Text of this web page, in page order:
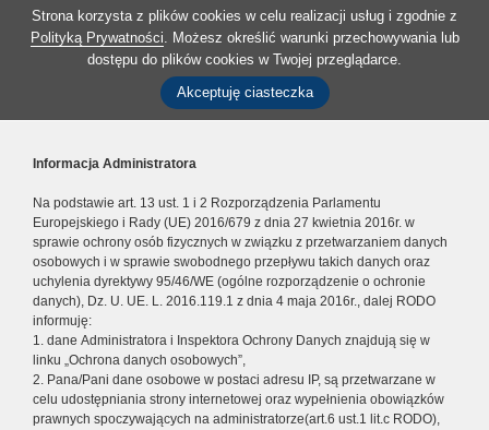
Strona korzysta z plików cookies w celu realizacji usług i zgodnie z
Polityką Prywatności. Możesz określić warunki przechowywania lub
dostępu do plików cookies w Twojej przeglądarce.
Akceptuję ciasteczka
Informacja Administratora
Na podstawie art. 13 ust. 1 i 2 Rozporządzenia Parlamentu
Europejskiego i Rady (UE) 2016/679 z dnia 27 kwietnia 2016r. w
sprawie ochrony osób fizycznych w związku z przetwarzaniem danych
osobowych i w sprawie swobodnego przepływu takich danych oraz
uchylenia dyrektywy 95/46/WE (ogólne rozporządzenie o ochronie
danych), Dz. U. UE. L. 2016.119.1 z dnia 4 maja 2016r., dalej RODO
informuję:
1. dane Administratora i Inspektora Ochrony Danych znajdują się w
linku „Ochrona danych osobowych”,
2. Pana/Pani dane osobowe w postaci adresu IP, są przetwarzane w
celu udostępniania strony internetowej oraz wypełnienia obowiązków
prawnych spoczywających na administratorze(art.6 ust.1 lit.c RODO),